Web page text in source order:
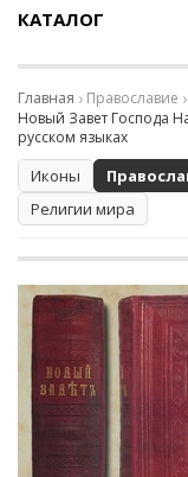
КАТАЛОГ
Главная
Православие
Новый Завет Господа
русском языках
Иконы
Религии мира